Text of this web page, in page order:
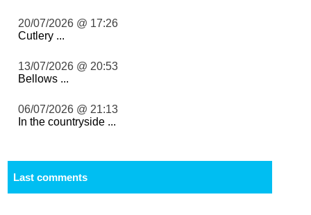
20/07/2026 @ 17:26
Cutlery ...
13/07/2026 @ 20:53
Bellows ...
06/07/2026 @ 21:13
In the countryside ...
Last comments